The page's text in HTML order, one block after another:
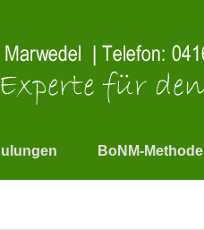
BoNM-Methode